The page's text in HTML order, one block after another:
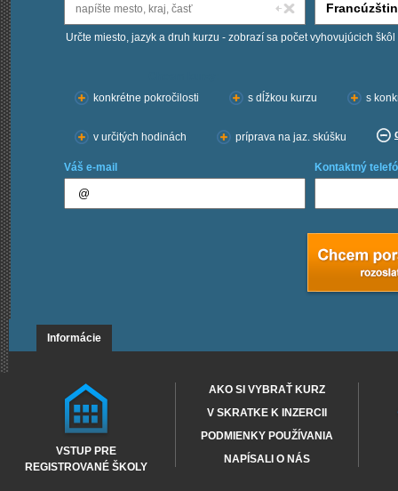
Určte miesto, jazyk a druh kurzu - zobrazí sa počet vyhovujúcich škôl
konkrétne pokročilosti
s dĺžkou kurzu s
v určitých hodinách príprava na jaz. skúšku
Váš e-mail Kontaktný
Informácie
VSTUP PRE
REGISTROVANÉ ŠKOLY
AKO SI VYBRAŤ KURZ
V SKRATKE K INZERCII
PODMIENKY POUŽÍVANIA
NAPÍSALI O NÁS